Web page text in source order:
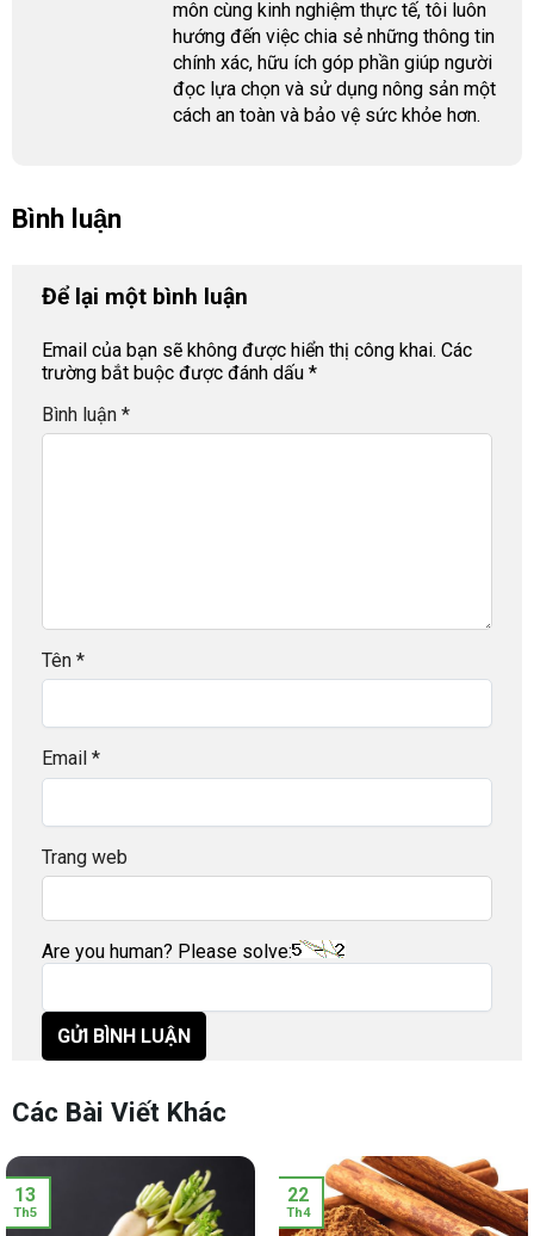
môn cùng kinh nghiệm thực tế, tôi luôn
hướng đến việc chia sẻ những thông tin
chính xác, hữu ích góp phần giúp người
đọc lựa chọn và sử dụng nông sản một
cách an toàn và bảo vệ sức khỏe hơn.
Bình luận
Để lại một bình luận
Email của bạn sẽ không được hiển thị công khai. Các
trường bắt buộc được đánh dấu *
Bình luận *
Tên *
Email *
Trang web
Are you human? Please solve:
Các Bài Viết Khác
13
Th5
22
Th4